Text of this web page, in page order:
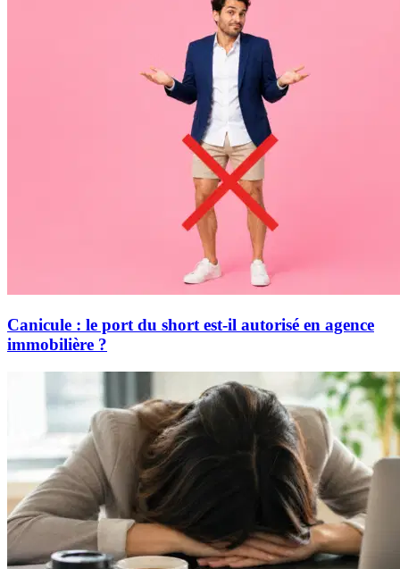
Canicule : le port du short est-il autorisé en agence
immobilière ?